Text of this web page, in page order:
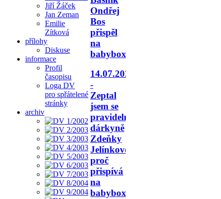
Jiří Žáček
Jan Zeman
Emilie
Zítková
přílohy
Diskuse
informace
Profil
časopisu
Loga DV
pro spřátelené
stránky
archiv
Ondřej
Bos
přispěl
na
babyboxy.
14.07.2026
-
Zeptal
jsem se
pravidelné
dárkyně
Zdeňky
Jelínkové,
proč
přispívá
na
babybox.